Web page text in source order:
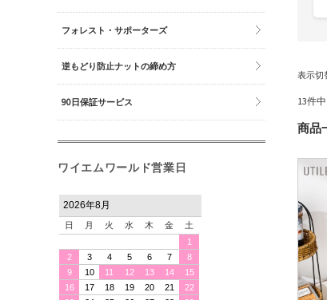
表示切
13件
商品
フォレスト・サポーターズ
逆もどり防止ナットの締め方
90日保証サービス
ワイエムワールド営業日